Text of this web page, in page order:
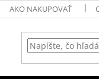
AKO NAKUPOVAŤ